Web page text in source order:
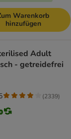
Warenkorb
hinzufügen
Adult
- getreidefrei
(2339)